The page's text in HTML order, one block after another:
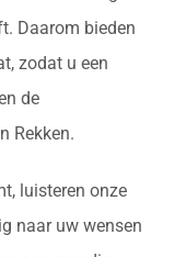
Daarom bieden
zodat u een
de
Rekken.
luisteren onze
naar uw wensen